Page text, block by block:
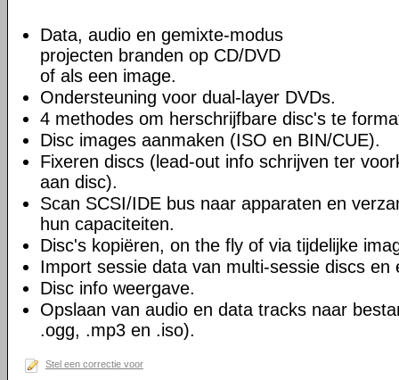
Data, audio en gemixte-modus
projecten branden op CD/DVD
of als een image.
Ondersteuning voor dual-layer DVDs.
4 methodes om herschrijfbare disc's te
Disc images aanmaken (ISO en BIN/CUE).
Fixeren discs (lead-out info schrijven ter
aan disc).
Scan SCSI/IDE bus naar apparaten en
hun capaciteiten.
Disc's kopiëren, on the fly of via tijdelijke
Import sessie data van multi-sessie discs en
Disc info weergave.
Opslaan van audio en data tracks naar
.ogg, .mp3 en .iso).
Stel een correctie voor